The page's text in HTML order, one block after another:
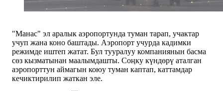
"Манас" эл аралык аэропортунда туман тарап, учактар
учуп жана коно баштады. Аэропорт учурда кадимки
режимде иштеп жатат. Бул тууралуу компаниянын басма
сөз кызматынан маалымдашты. Соңку күндөрү аталган
аэропорттун аймагын коюу туман каптап, каттамдар
кечиктирилип жаткан эле.